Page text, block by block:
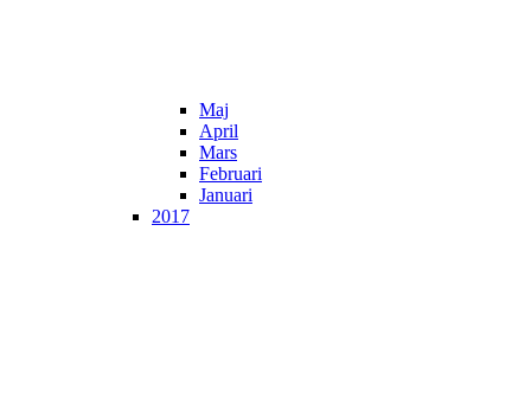
Maj
April
Mars
Februari
Januari
2017